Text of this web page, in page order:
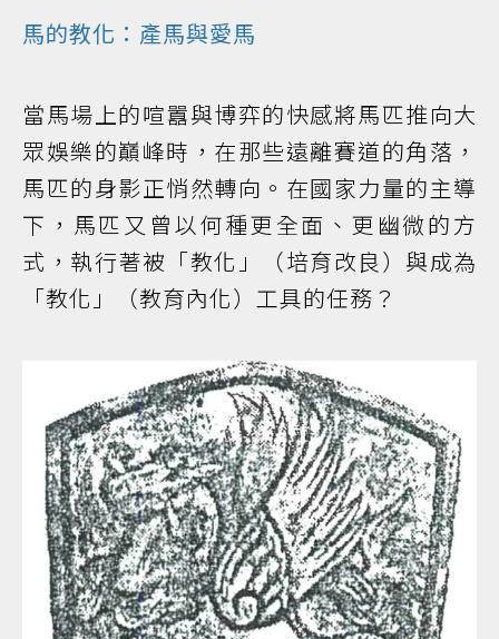
馬的教化：產馬與愛馬
當馬場上的喧囂與博弈的快感將馬匹推向大
眾娛樂的巔峰時，在那些遠離賽道的角落，
馬匹的身影正悄然轉向。在國家力量的主導
下，馬匹又曾以何種更全面、更幽微的方
式，執行著被「教化」（培育改良）與成為
「教化」（教育內化）工具的任務？